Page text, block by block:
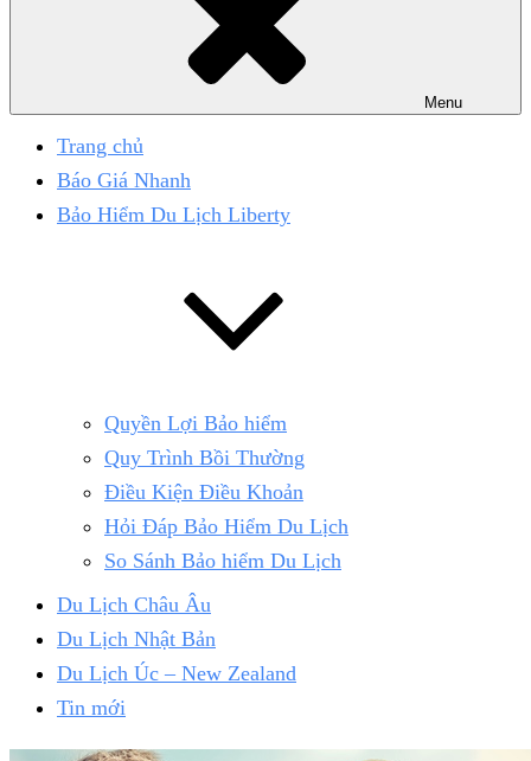
Menu
Trang chủ
Báo Giá Nhanh
Bảo Hiểm Du Lịch Liberty
Quyền Lợi Bảo hiểm
Quy Trình Bồi Thường
Điều Kiện Điều Khoản
Hỏi Đáp Bảo Hiểm Du Lịch
So Sánh Bảo hiểm Du Lịch
Du Lịch Châu Âu
Du Lịch Nhật Bản
Du Lịch Úc – New Zealand
Tin mới